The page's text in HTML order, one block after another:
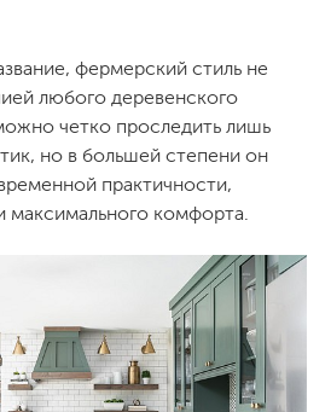
фермерский стиль не
любого деревенского
четко проследить лишь
но в большей степени он
практичности,
максимального комфорта.